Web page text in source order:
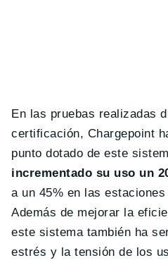
En las pruebas realizadas
certificación, Chargepoint
punto dotado de este
incrementado su uso un
a un 45% en las
Además de mejorar la
este sistema también ha
estrés y la tensión de los